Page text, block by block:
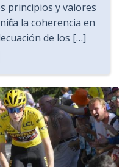
principios y valores
la coherencia en
de los […]